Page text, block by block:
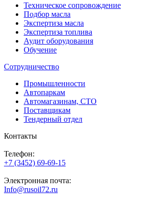
Техническое сопровождение
Подбор масла
Экспертиза масла
Экспертиза топлива
Аудит оборудования
Обучение
Сотрудничество
Промышленности
Автопаркам
Автомагазинам, СТО
Поставщикам
Тендерный отдел
Контакты
Телефон:
+7 (3452) 69-69-15
Электронная почта:
Info@rusoil72.ru